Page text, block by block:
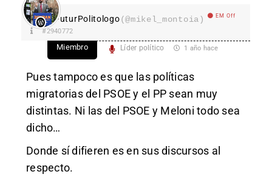
FuturPolitologo(@mikel_montoia) EM Off
#2940772
Miembro Líder político 1 año hace
Pues tampoco es que las políticas
migratorias del PSOE y el PP sean muy
distintas. Ni las del PSOE y Meloni todo sea
dicho…
Donde sí difieren es en sus discursos al
respecto.